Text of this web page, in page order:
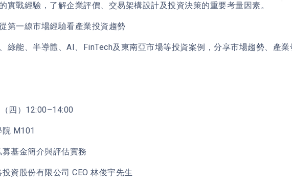
實戰經驗，了解企業評價、交易架構設計及投資決策的重要考量因素。
第一線市場經驗看產業投資趨勢
綠能、半導體、AI、FinTech及東南亞市場等投資案例，分享市場趨勢、產業
四）12:00–14:00
M101
基金簡介與評估實務
資股份有限公司 CEO 林俊宇先生